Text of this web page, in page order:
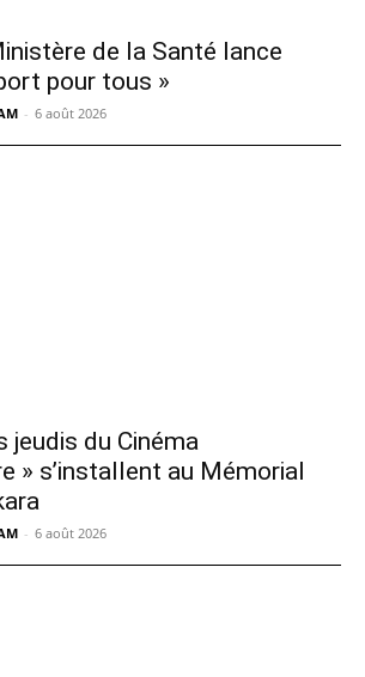
de la Santé lance
pour tous »
- 6 août 2026
jeudis du Cinéma
» s’installent au Mémorial
- 6 août 2026